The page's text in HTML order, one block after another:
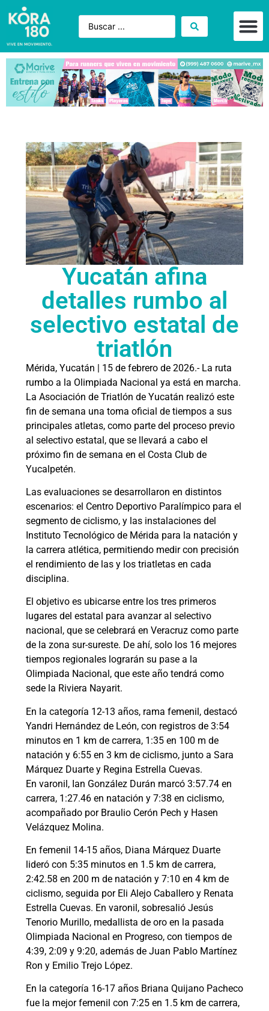
Yucatán afina
detalles rumbo al
selectivo estatal de
triatlón
Mérida, Yucatán | 15 de febrero de 2026.- La ruta
rumbo a la Olimpiada Nacional ya está en marcha.
La Asociación de Triatlón de Yucatán realizó este
fin de semana una toma oficial de tiempos a sus
principales atletas, como parte del proceso previo
al selectivo estatal, que se llevará a cabo el
próximo fin de semana en el Costa Club de
Yucalpetén.
Las evaluaciones se desarrollaron en distintos
escenarios: el Centro Deportivo Paralímpico para el
segmento de ciclismo, y las instalaciones del
Instituto Tecnológico de Mérida para la natación y
la carrera atlética, permitiendo medir con precisión
el rendimiento de las y los triatletas en cada
disciplina.
El objetivo es ubicarse entre los tres primeros
lugares del estatal para avanzar al selectivo
nacional, que se celebrará en Veracruz como parte
de la zona sur-sureste. De ahí, solo los 16 mejores
tiempos regionales lograrán su pase a la
Olimpiada Nacional, que este año tendrá como
sede la Riviera Nayarit.
En la categoría 12-13 años, rama femenil, destacó
Yandri Hernández de León, con registros de 3:54
minutos en 1 km de carrera, 1:35 en 100 m de
natación y 6:55 en 3 km de ciclismo, junto a Sara
Márquez Duarte y Regina Estrella Cuevas.
En varonil, Ian González Durán marcó 3:57.74 en
carrera, 1:27.46 en natación y 7:38 en ciclismo,
acompañado por Braulio Cerón Pech y Hasen
Velázquez Molina.
En femenil 14-15 años, Diana Márquez Duarte
lideró con 5:35 minutos en 1.5 km de carrera,
2:42.58 en 200 m de natación y 7:10 en 4 km de
ciclismo, seguida por Eli Alejo Caballero y Renata
Estrella Cuevas. En varonil, sobresalió Jesús
Tenorio Murillo, medallista de oro en la pasada
Olimpiada Nacional en Progreso, con tiempos de
4:39, 2:09 y 9:20, además de Juan Pablo Martínez
Ron y Emilio Trejo López.
En la categoría 16-17 años Briana Quijano Pacheco
fue la mejor femenil con 7:25 en 1.5 km de carrera,